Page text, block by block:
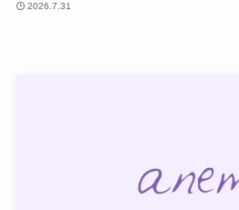
2026.7.31